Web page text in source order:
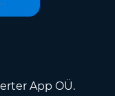
App OÜ.